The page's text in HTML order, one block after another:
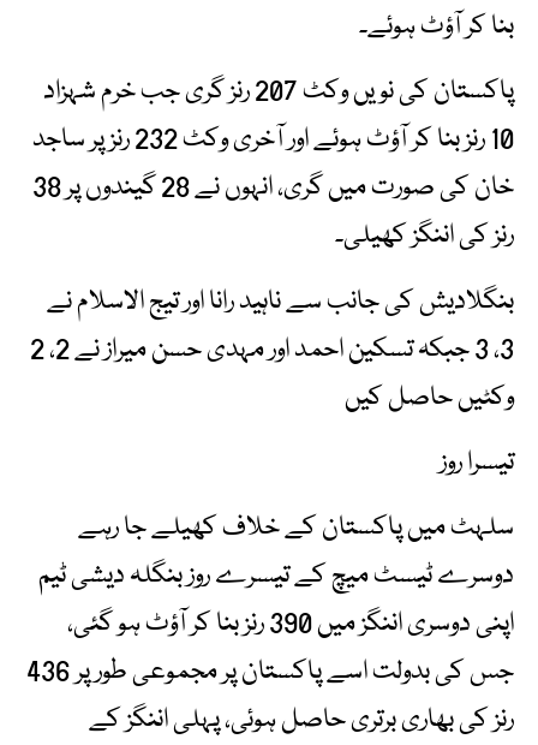
بنا کر آؤٹ ہوئے۔
پاکستان کی نویں وکٹ 207 رنز گری جب خرم شہزاد
10 رنز بنا کر آؤٹ ہوئے اور آخری وکٹ 232 رنز پر ساجد
خان کی صورت میں گری، انہوں نے 28 گیندوں پر 38
رنز کی اننگز کھیلی۔
بنگلادیش کی جانب سے ناہید رانا اور تیج الاسلام نے
3، 3 جبکہ تسکین احمد اور مہدی حسن میراز نے 2، 2
وکٹیں حاصل کیں
تیسرا روز
سلہٹ میں پاکستان کے خلاف کھیلے جا رہے
دوسرے ٹیسٹ میچ کے تیسرے روز بنگلہ دیشی ٹیم
اپنی دوسری اننگز میں 390 رنز بنا کر آؤٹ ہو گئی،
جس کی بدولت اسے پاکستان پر مجموعی طور پر 436
رنز کی بھاری برتری حاصل ہوئی، پہلی اننگز کے